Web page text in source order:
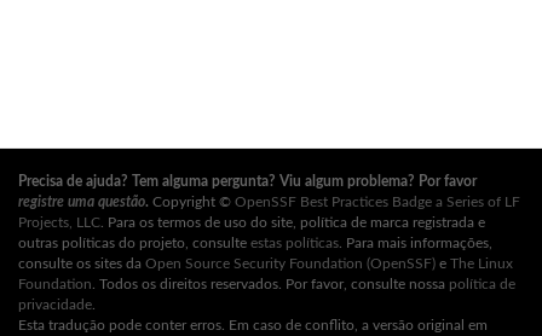
Precisa de ajuda? Tem alguma pergunta? Viu algum problema? Por favor
registre uma questão. Copyright © OpenSSF Best Practices Badge a Series of LF
Projects, LLC . Para os termos de uso do site, política de marca registrada e
outras políticas do projeto, consulte estas políticas . Para mais informações,
consulte os sites da Open Source Security Foundation (OpenSSF) e The Linux
Foundation . Todos os direitos reservados. Por favor, consulte nossa política de
privacidade
Esta tradução pode conter erros. Em caso de conflito, a versão original em